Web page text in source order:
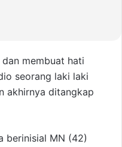
membuat hati
seorang laki laki
akhirnya ditangkap
berinisial MN (42)